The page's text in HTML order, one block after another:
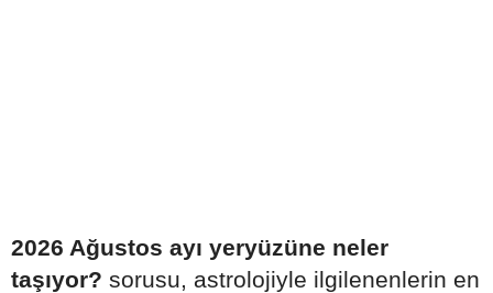
2026 Ağustos ayı yeryüzüne neler
taşıyor? sorusu, astrolojiyle ilgilenenlerin en